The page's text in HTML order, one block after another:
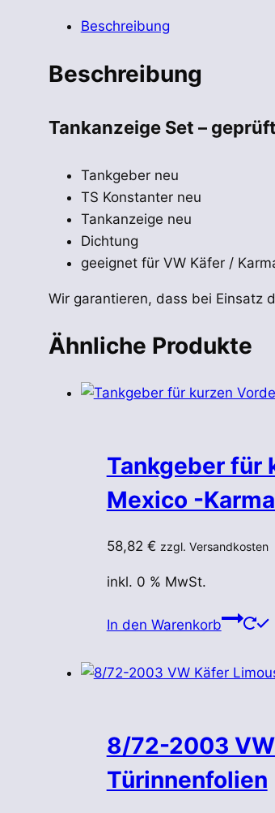
Käfer
Karmann
Menge
Beschreibung
Beschreibung
Tankanzeige Set –
Tankgeber neu
TS Konstanter neu
Tankanzeige neu
Dichtung
geeignet für VW Käfer /
Wir garantieren, dass bei Einsatz
Ähnliche Produkte
Tankgeber für
Mexico -
58,82 € zzgl. Versandkosten
inkl. 0 % MwSt.
In den Warenkorb
8/72-2003
Türinnenfolien